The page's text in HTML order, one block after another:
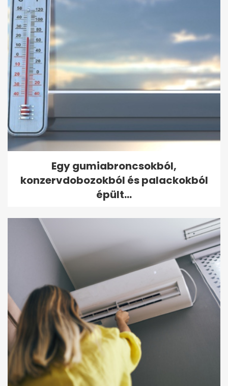
Egy gumiabroncsokból,
konzervdobozokból és palackokból
épült...